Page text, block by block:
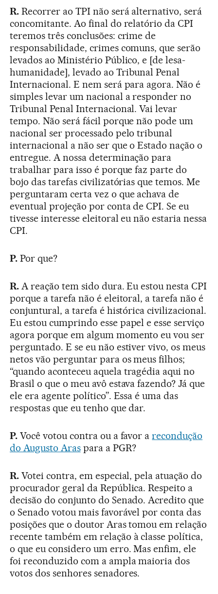
R. Recorrer ao TPI não será alternativo, será
concomitante. Ao final do relatório da CPI
teremos três conclusões: crime de
responsabilidade, crimes comuns, que serão
levados ao Ministério Público, e [de lesa-
humanidade], levado ao Tribunal Penal
Internacional. E nem será para agora. Não é
simples levar um nacional a responder no
Tribunal Penal Internacional. Vai levar
tempo. Não será fácil porque não pode um
nacional ser processado pelo tribunal
internacional a não ser que o Estado nação o
entregue. A nossa determinação para
trabalhar para isso é porque faz parte do
bojo das tarefas civilizatórias que temos. Me
perguntaram certa vez o que achava de
eventual projeção por conta de CPI. Se eu
tivesse interesse eleitoral eu não estaria nessa
CPI.
P. Por que?
R. A reação tem sido dura. Eu estou nesta CPI
porque a tarefa não é eleitoral, a tarefa não é
conjuntural, a tarefa é histórica civilizacional.
Eu estou cumprindo esse papel e esse serviço
agora porque em algum momento eu vou ser
perguntado. E se eu não estiver vivo, os meus
netos vão perguntar para os meus filhos;
“quando aconteceu aquela tragédia aqui no
Brasil o que o meu avô estava fazendo? Já que
ele era agente político”. Essa é uma das
respostas que eu tenho que dar.
P. Você votou contra ou a favor arecondução
do Augusto Araspara a PGR?
R. Votei contra, em especial, pela atuação do
procurador geral da República. Respeito a
decisão do conjunto do Senado. Acredito que
o Senado votou mais favorável por conta das
posições que o doutor Aras tomou em relação
recente também em relação à classe política,
o que eu considero um erro. Mas enfim, ele
foi reconduzido com a ampla maioria dos
votos dos senhores senadores.